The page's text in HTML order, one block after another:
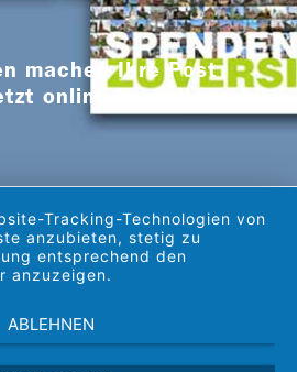
machen Ihre Post
online bestellen
kirchlicher
| Fax: 0511 - 27 96 334
Tracking-Technologien von
anzubieten, stetig zu
entsprechend den
anzuzeigen.
ABLEHNEN